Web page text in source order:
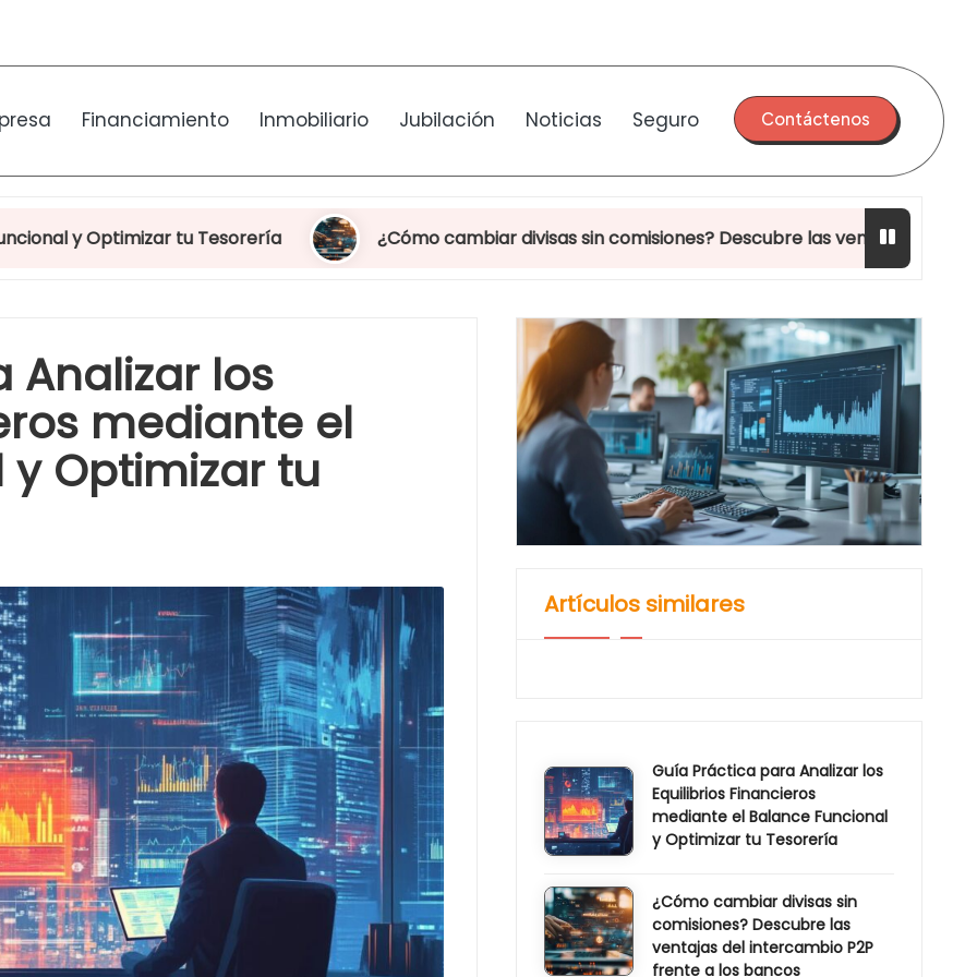
Financiamiento Inmobiliario Jubilación Noticias Seguro Contáctenos
tu Tesorería ¿Cómo cambiar divisas sin comisiones? Descubre las ventajas del intercambio P2P
Analizar los
mediante el
Optimizar tu
Artículos similares
Guía Práctica para Analizar los
Equilibrios Financieros
mediante el Balance Funcional
y Optimizar tu Tesorería
¿Cómo cambiar divisas sin
comisiones? Descubre las
ventajas del intercambio P2P
frente a los bancos